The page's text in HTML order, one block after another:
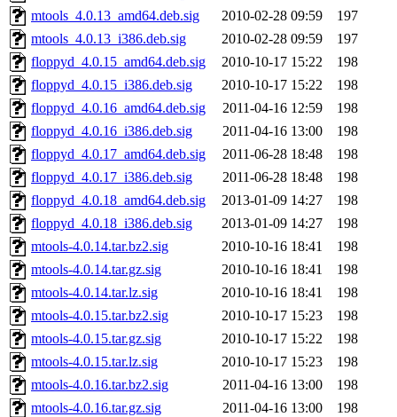
mtools_4.0.13_amd64.deb.sig
2010-02-28 09:59
197
mtools_4.0.13_i386.deb.sig
2010-02-28 09:59
197
floppyd_4.0.15_amd64.deb.sig
2010-10-17 15:22
198
floppyd_4.0.15_i386.deb.sig
2010-10-17 15:22
198
floppyd_4.0.16_amd64.deb.sig
2011-04-16 12:59
198
floppyd_4.0.16_i386.deb.sig
2011-04-16 13:00
198
floppyd_4.0.17_amd64.deb.sig
2011-06-28 18:48
198
floppyd_4.0.17_i386.deb.sig
2011-06-28 18:48
198
floppyd_4.0.18_amd64.deb.sig
2013-01-09 14:27
198
floppyd_4.0.18_i386.deb.sig
2013-01-09 14:27
198
mtools-4.0.14.tar.bz2.sig
2010-10-16 18:41
198
mtools-4.0.14.tar.gz.sig
2010-10-16 18:41
198
mtools-4.0.14.tar.lz.sig
2010-10-16 18:41
198
mtools-4.0.15.tar.bz2.sig
2010-10-17 15:23
198
mtools-4.0.15.tar.gz.sig
2010-10-17 15:22
198
mtools-4.0.15.tar.lz.sig
2010-10-17 15:23
198
mtools-4.0.16.tar.bz2.sig
2011-04-16 13:00
198
mtools-4.0.16.tar.gz.sig
2011-04-16 13:00
198